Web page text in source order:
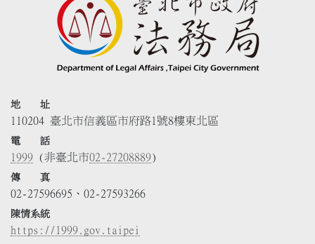
地 址
110204 臺北市信義區市府路1號8樓東北區
電 話
1999 (非臺北市02-27208889)
傳 真
02-27596695、02-27593266
陳情系統
https://1999.gov.taipei